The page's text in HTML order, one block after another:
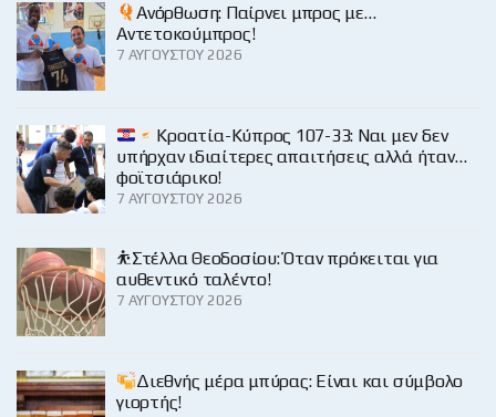
Ανόρθωση: Παίρνει μπρος με…
Αντετοκούμπρος!
7 ΑΥΓΟΎΣΤΟΥ 2026
Κροατία-Κύπρος 107-33: Ναι μεν δεν
υπήρχαν ιδιαίτερες απαιτήσεις αλλά ήταν…
φοϊτσιάρικο!
7 ΑΥΓΟΎΣΤΟΥ 2026
⛹️Στέλλα Θεοδοσίου: Όταν πρόκειται για
αυθεντικό ταλέντο!
7 ΑΥΓΟΎΣΤΟΥ 2026
Διεθνής μέρα μπύρας: Είναι και σύμβολο
γιορτής!